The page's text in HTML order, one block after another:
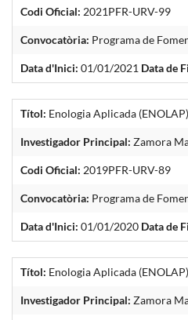
Codi Oficial: 2021PFR-URV-99
Convocatòria: Programa de
Data d'Inici: 01/01/2021 Data de
Títol: Enologia Aplicada (ENOLAP)
Investigador Principal: Zamora
Codi Oficial: 2019PFR-URV-89
Convocatòria: Programa de
Data d'Inici: 01/01/2020 Data de
Títol: Enologia Aplicada (ENOLAP)
Investigador Principal: Zamora